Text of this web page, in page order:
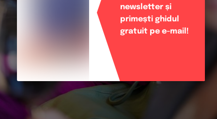
newsletter și
primești ghidul
gratuit pe e-mail!